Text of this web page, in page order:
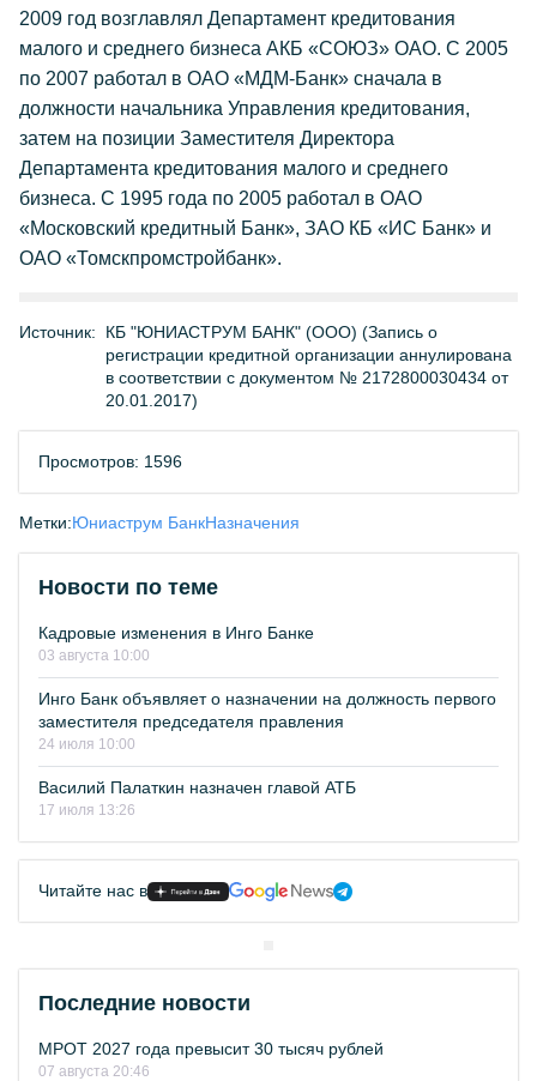
2009 год возглавлял Департамент кредитования
малого и среднего бизнеса АКБ «СОЮЗ» ОАО. С 2005
по 2007 работал в ОАО «МДМ-Банк» сначала в
должности начальника Управления кредитования,
затем на позиции Заместителя Директора
Департамента кредитования малого и среднего
бизнеса. С 1995 года по 2005 работал в ОАО
«Московский кредитный Банк», ЗАО КБ «ИС Банк» и
ОАО «Томскпромстройбанк».
Источник:
КБ "ЮНИАСТРУМ БАНК" (ООО) (Запись о
регистрации кредитной организации аннулирована
в соответствии с документом № 2172800030434 от
20.01.2017)
Просмотров: 1596
Метки:Юниаструм БанкНазначения
Новости по теме
Кадровые изменения в Инго Банке
03 августа 10:00
Инго Банк объявляет о назначении на должность первого
заместителя председателя правления
24 июля 10:00
Василий Палаткин назначен главой АТБ
17 июля 13:26
Читайте нас в
Последние новости
МРОТ 2027 года превысит 30 тысяч рублей
07 августа 20:46